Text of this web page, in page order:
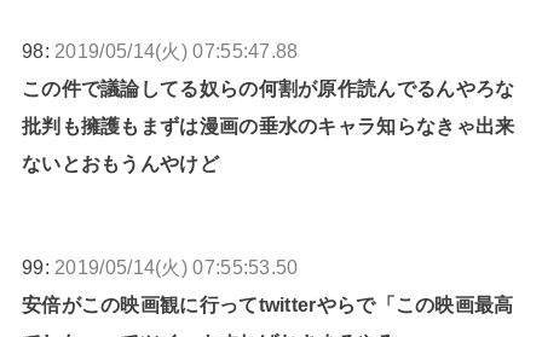
98: 2019/05/14(火) 07:55:47.88
この件で議論してる奴らの何割が原作読んでるんやろな
批判も擁護もまずは漫画の垂水のキャラ知らなきゃ出来
ないとおもうんやけど
99: 2019/05/14(火) 07:55:53.50
安倍がこの映画観に行ってtwitterやらで「この映画最高